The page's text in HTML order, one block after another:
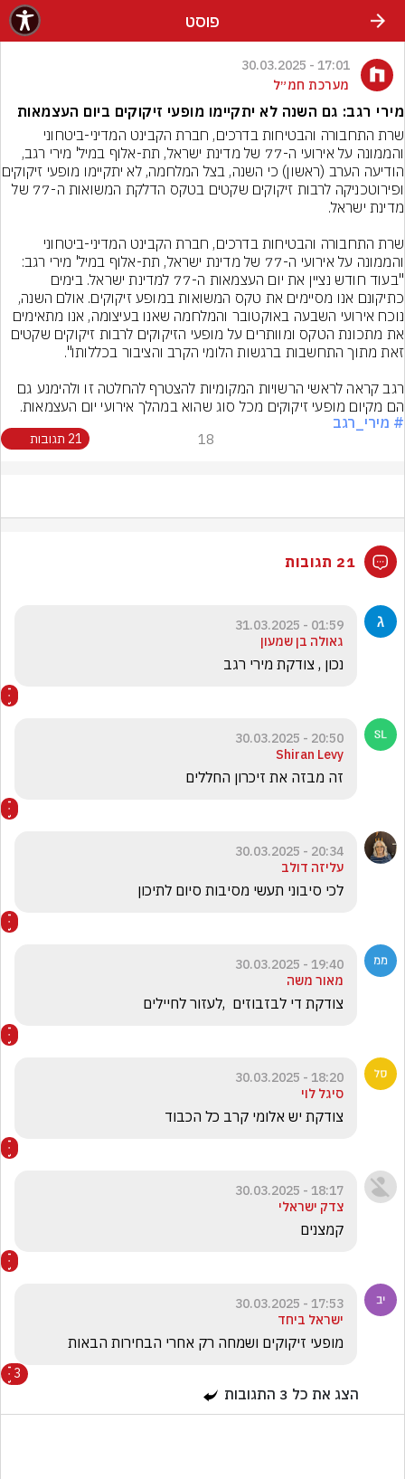
פוסט
17:01 - 30.03.2025
מערכת חמ״ל
מירי רגב: גם השנה לא יתקיימו מופעי זיקוקים ביום העצמאות
ופירוטכניקה לרבות זיקוקים שקטים בטקס הדלקת המשואות ה-77 של
הם מקיום מופעי זיקוקים מכל סוג שהוא במהלך אירועי יום העצמאות.
# מירי_רגב
18 21 תגובות
21 תגובות
01:59 - 31.03.2025
גאולה בן שמעון
נכון , צודקת מירי רגב
20:50 - 30.03.2025
Shiran Levy
זה מבזה את זיכרון החללים
20:34 - 30.03.2025
עליזה דולב
לכי סיבוני תעשי מסיבות סיום לתיכון
19:40 - 30.03.2025
מאור משה
צודקת די לבזבוזים  ,לעזור לחיילים
18:20 - 30.03.2025
סיגל לוי
צודקת יש אלומי קרב כל הכבוד
18:17 - 30.03.2025
צדק ישראלי
קמצנים
17:53 - 30.03.2025
ישראל ביחד
מופעי זיקוקים ושמחה רק אחרי הבחירות הבאות
3
הצג את כל 3 התגובות